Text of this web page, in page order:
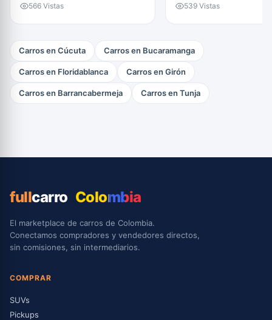
566 Vistas 539 Vistas
Carros en Cúcuta Carros en Bucaramanga
Carros en Floridablanca Carros en Girón
Carros en Barrancabermeja Carros en Tunja
fullcarro Colombia
El marketplace de carros de Colombia.
Conectamos compradores y vendedores directos,
sin comisiones, sin intermediarios.
COMPRAR
SUVs
Pickups